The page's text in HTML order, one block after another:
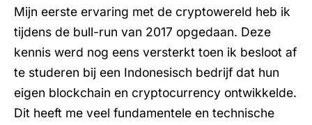
Mijn eerste ervaring met de cryptowereld heb ik
tijdens de bull-run van 2017 opgedaan. Deze
kennis werd nog eens versterkt toen ik besloot af
te studeren bij een Indonesisch bedrijf dat hun
eigen blockchain en cryptocurrency ontwikkelde.
Dit heeft me veel fundamentele en technische